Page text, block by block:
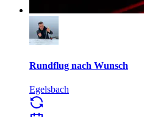
Rundflug nach Wunsch
Egelsbach